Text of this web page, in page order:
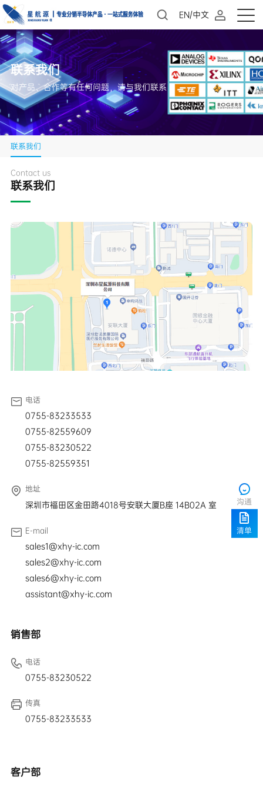
EN/中文
联系我们
对产品、合作等有任何问题，请与我们联系
联系我们
Contact us
联系我们
电话
0755-83233533
0755-82559609
0755-83230522
0755-82559351
地址
深圳市福田区金田路4018号安联大厦B座 14B02A 室
E-mail
sales1@xhy-ic.com
sales2@xhy-ic.com
sales6@xhy-ic.com
assistant@xhy-ic.com
销售部
电话
0755-83230522
传真
0755-83233533
客户部
沟通
清单